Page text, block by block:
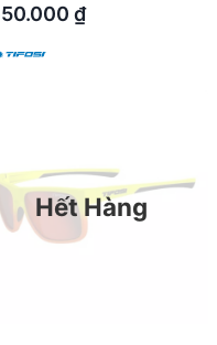
₫
Hết Hàng